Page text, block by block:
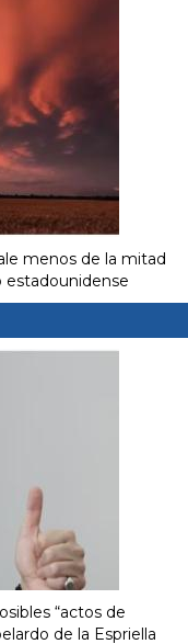
menos de la mitad
estadounidense
“actos de
de la Espriella